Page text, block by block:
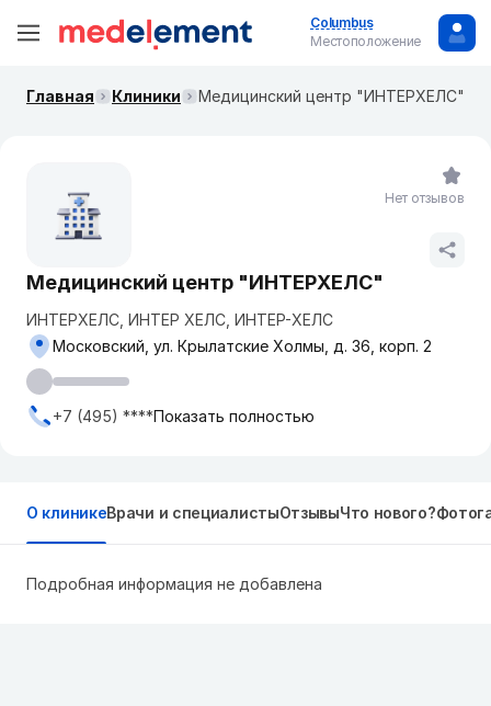
Columbus
Местоположение
Главная Клиники ​Медицинский центр "ИНТЕРХЕЛС"
​Медицинский центр "ИНТЕРХЕЛС"
ИНТЕРХЕЛС, ИНТЕР ХЕЛС, ИНТЕР-ХЕЛС
Московский, ул. Крылатские Холмы, д. 36, корп. 2
+7 (495) ****Показать полностью
Нет отзывов
О клиникеВрачи и специалистыОтзывыЧто нового?
Подробная информация не добавлена